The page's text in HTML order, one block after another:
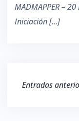
MADMAPPER –
Iniciación […]
Navegación
Entradas